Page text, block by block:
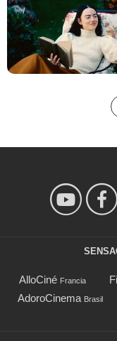
AlloCiné Francia
AdoroCinema Brasil